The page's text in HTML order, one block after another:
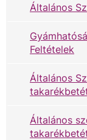
Általános
Feltételek
Általános
Általános